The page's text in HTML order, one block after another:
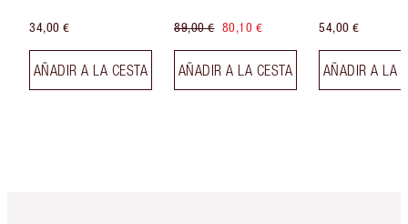
34,00 €
AÑADIR A LA CESTA
89,00 € 80,10 €
AÑADIR A LA CESTA
54,00 €
AÑADIR A LA